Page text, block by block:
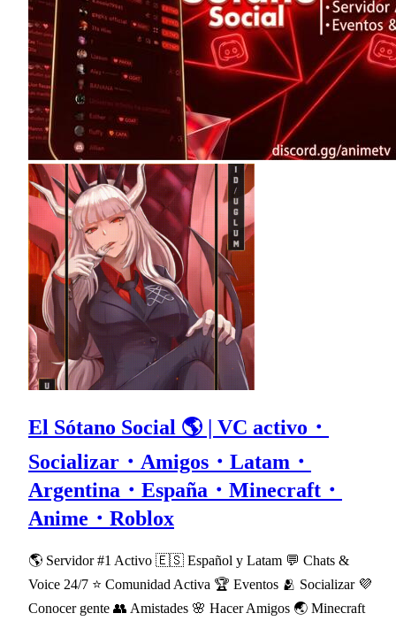
El Sótano Social 🌎 | VC activo・
Socializar・Amigos・Latam・
Argentina・España・Minecraft・
Anime・Roblox
🌎 Servidor #1 Activo 🇪🇸 Español y Latam 💬 Chats &
Voice 24/7 ⭐ Comunidad Activa 🏆 Eventos 🫂 Socializar 💜
Conocer gente 👥 Amistades 🌸 Hacer Amigos 🌏 Minecraft